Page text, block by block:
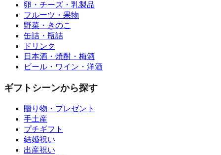
卵・チーズ・乳製品
フルーツ・果物
野菜・きのこ
缶詰・瓶詰
ドリンク
日本酒・焼酎・梅酒
ビール・ワイン・洋酒
ギフトシーンから探す
贈り物・プレゼント
手土産
プチギフト
結婚祝い
出産祝い